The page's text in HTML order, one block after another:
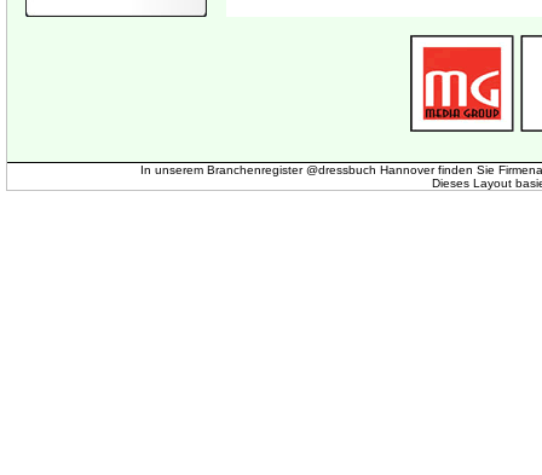
In unserem Branchenregister @dressbuch Hannover finden Sie
Dieses Layout